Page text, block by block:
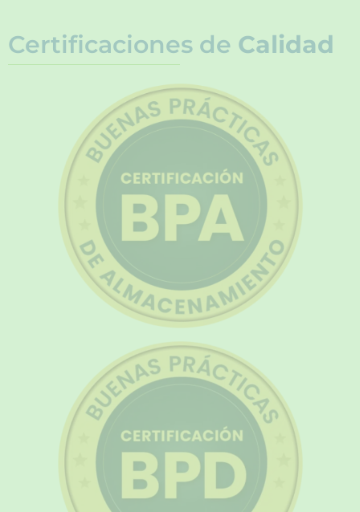
Certificaciones de Calidad